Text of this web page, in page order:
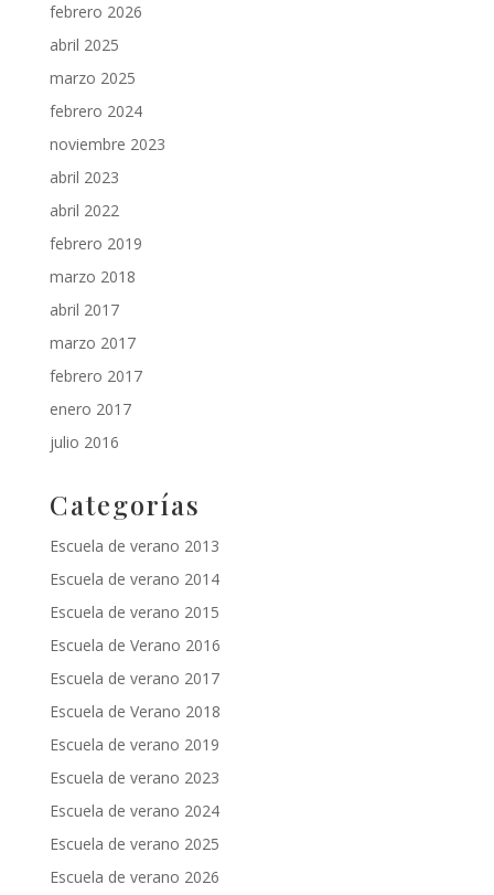
febrero 2026
abril 2025
marzo 2025
febrero 2024
noviembre 2023
abril 2023
abril 2022
febrero 2019
marzo 2018
abril 2017
marzo 2017
febrero 2017
enero 2017
julio 2016
Categorías
Escuela de verano 2013
Escuela de verano 2014
Escuela de verano 2015
Escuela de Verano 2016
Escuela de verano 2017
Escuela de Verano 2018
Escuela de verano 2019
Escuela de verano 2023
Escuela de verano 2024
Escuela de verano 2025
Escuela de verano 2026